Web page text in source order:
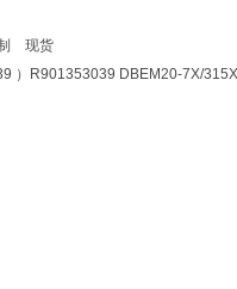
现货
）R901353039 DBEM20-7X/